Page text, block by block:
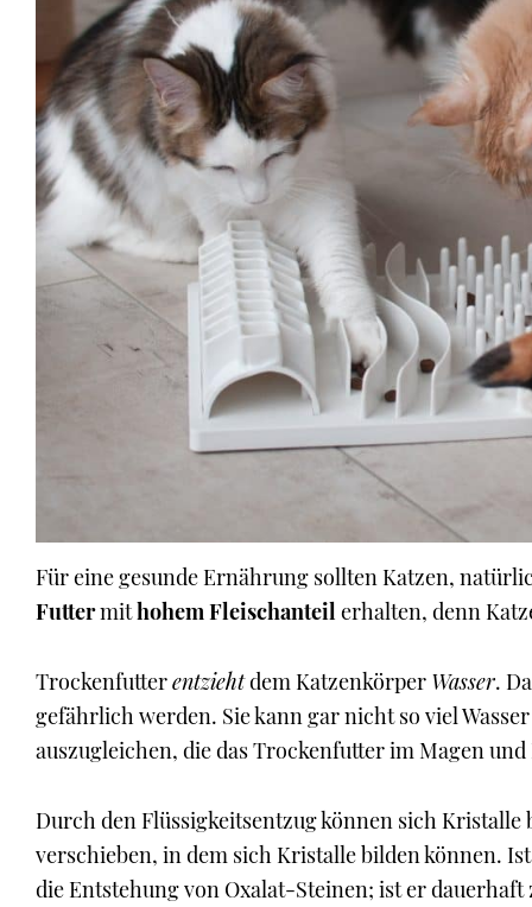
Für eine gesunde Ernährung sollten Katzen,
Futtermithohem Fleischanteilerhalten, denn
Trockenfutterentziehtdem Katzenkörper Wasser.
gefährlich werden. Sie kann gar nicht so viel
auszugleichen, die das Trockenfutter im Magen und
Durch den Flüssigkeitsentzug können sich
verschieben, in dem sich Kristalle bilden können.
die Entstehung von Oxalat-Steinen; ist er